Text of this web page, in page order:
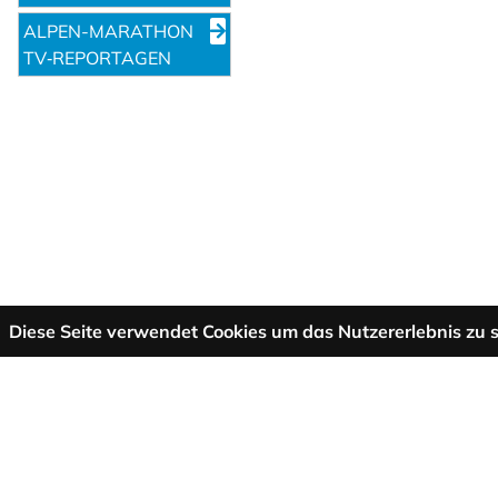
ALPEN-MARATHON
TV‑REPORTAGEN
Diese Seite verwendet Cookies um das Nutzererlebnis zu